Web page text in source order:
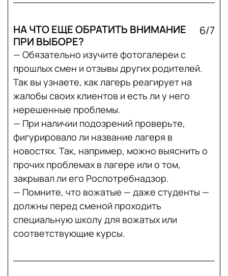
НА ЧТО ЕЩЕ ОБРАТИТЬ ВНИМАНИЕ
ПРИ ВЫБОРЕ?
6/7
— Обязательно изучите фотогалереи с
прошлых смен и отзывы других родителей.
Так вы узнаете, как лагерь реагирует на
жалобы своих клиентов и есть ли у него
нерешенные проблемы.
— При наличии подозрений проверьте,
фигурировало ли название лагеря в
новостях. Так, например, можно выяснить о
прочих проблемах в лагере или о том,
закрывал ли его Роспотребнадзор.
— Помните, что вожатые — даже студенты —
должны перед сменой проходить
специальную школу для вожатых или
соответствующие курсы.